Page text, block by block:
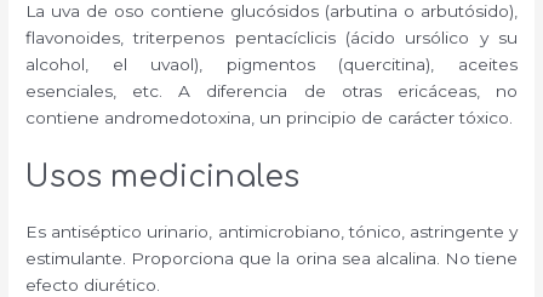
La uva de oso contiene glucósidos (arbutina o arbutósido),
flavonoides, triterpenos pentacíclicis (ácido ursólico y su
alcohol, el uvaol), pigmentos (quercitina), aceites
esenciales, etc. A diferencia de otras ericáceas, no
contiene andromedotoxina, un principio de carácter tóxico.
Usos medicinales
Es antiséptico urinario, antimicrobiano, tónico, astringente y
estimulante. Proporciona que la orina sea alcalina. No tiene
efecto diurético.